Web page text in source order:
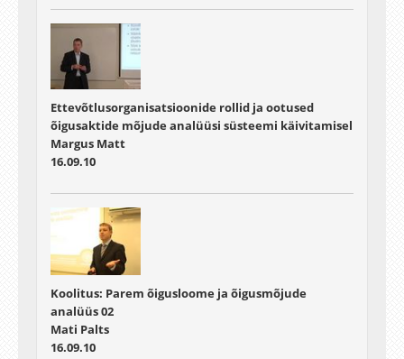
Ettevõtlusorganisatsioonide rollid ja ootused
õigusaktide mõjude analüüsi süsteemi käivitamisel
Margus Matt
16.09.10
Koolitus: Parem õigusloome ja õigusmõjude
analüüs 02
Mati Palts
16.09.10